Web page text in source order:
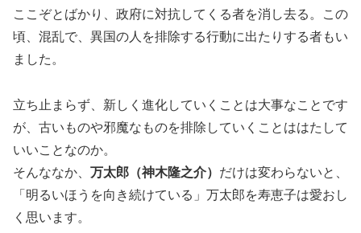
ここぞとばかり、政府に対抗してくる者を消し去る。この
頃、混乱で、異国の人を排除する行動に出たりする者もい
ました。
立ち止まらず、新しく進化していくことは大事なことです
が、古いものや邪魔なものを排除していくことははたして
いいことなのか。
そんななか、 万太郎（神木隆之介） だけは変わらないと、
「明るいほうを向き続けている」万太郎を寿恵子は愛おし
く思います。